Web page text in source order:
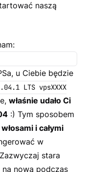
naszą
u Ciebie będzie
LTS vpsXXXX
właśnie udało Ci
:) Tym sposobem
włosami i całymi
w
Zazwyczaj stara
na nową podczas